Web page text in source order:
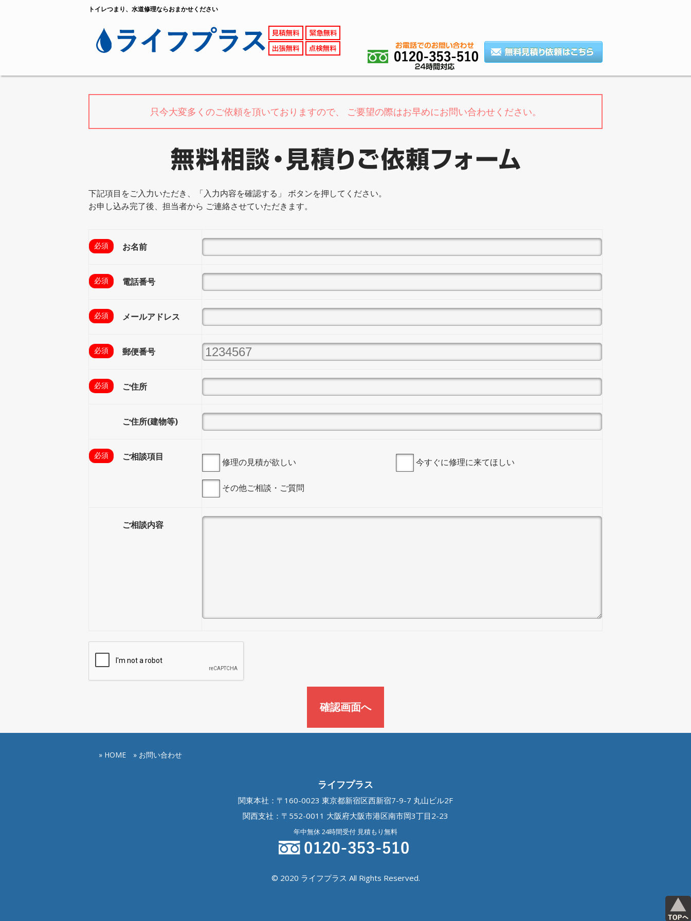
トイレつまり、水道修理ならおまかせください
只今大変多くのご依頼を頂いておりますので、 ご要望の際はお早めにお問い合わせください。
下記項目をご入力いただき、「入力内容を確認する」 ボタンを押してください。
お申し込み完了後、担当者から ご連絡させていただきます。
お名前
電話番号
メールアドレス
郵便番号
ご住所
ご住所(建物等)
ご相談項目 修理の見積が欲しい 今すぐに修理に来てほしい
その他ご相談・ご質問
ご相談内容
» HOME » お問い合わせ
ライフプラス
関東本社：〒160-0023 東京都新宿区西新宿7-9-7 丸山ビル2F
関西支社：〒552-0011 大阪府大阪市港区南市岡3丁目2-23
年中無休 24時間受付 見積もり無料
© 2020 ライフプラス All Rights Reserved.